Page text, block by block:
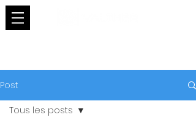
Post
Tous les posts